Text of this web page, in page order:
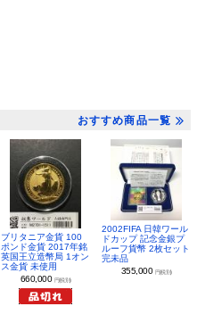
おすすめ商品一覧
ブリタニア金貨 100
ポンド金貨 2017年銘
英国王立造幣局 1オン
ス金貨 未使用
660,000 円(税別)
2002FIFA 日韓ワール
ドカップ 記念金銀プ
ルーフ貨幣 2枚セット
完未品
355,000 円(税別)